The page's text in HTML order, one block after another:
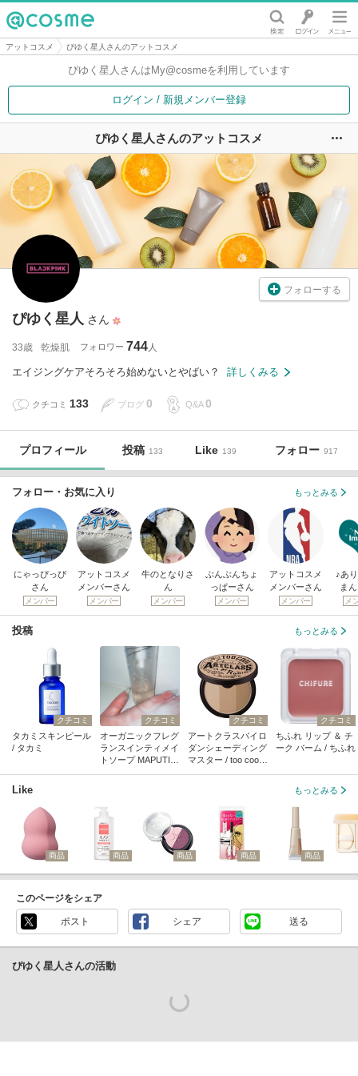
@cosme
アットコスメ ぴゆく星人さんのアットコスメ
ぴゆく星人さんは My@cosmeを利用しています
ログイン / 新規メンバー登録
ぴゆく星人さんのアットコスメ
フォローする
ぴゆく星人 さん
33歳 乾燥肌 フォロワー 744
エイジングケアそろそろ始めないとやばい？ 詳しくみる
クチコミ 133 ブログ 0 Q&A 0
プロフィール 投稿 133 Like 139 フォロー 917
フォロー・お気に入り もっとみる
にゃっぴっぴ
さん
メンバー
アットコスメ
メンバーさん
メンバー
牛のとなりさ
ん
メンバー
ぶんぶんちょ
っぱーさん
メンバー
アットコスメ
メンバーさん
メンバー
♪あ
ま
メ
投稿 もっとみる
クチコミ
タカミスキンピール
/ タカミ
クチコミ
オーガニックフレグ
ランスインティメイ
トソープ MAPUTI /
クチコミ
アートクラスバイロ
ダンシェーディング
マスター / too cool f
クチコミ
ちふれ リップ ＆ チ
ーク バーム / ちふれ
Like もっとみる
商品 商品 商品 商品 商品
このページをシェア
ポスト シェア 送る
ぴゆく星人さんの活動